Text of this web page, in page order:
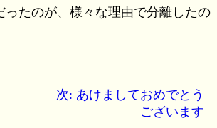
ったのが、様々な理由で分離したの
次: あけましておめでとう
ございます